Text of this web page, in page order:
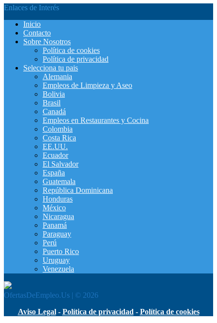
Enlaces de Interés
Inicio
Contacto
Sobre Nosotros
Política de cookies
Política de privacidad
Selecciona tu pais
Alemania
Empleos de Limpieza y Aseo
Bolivia
Brasil
Canadá
Empleos en Restaurantes y Cocina
Colombia
Costa Rica
EE.UU.
Ecuador
El Salvador
España
Guatemala
República Dominicana
Honduras
México
Nicaragua
Panamá
Paraguay
Perú
Puerto Rico
Uruguay
Venezuela
OfertasDeEmpleo.Us | © 2026
Aviso Legal- Política de privacidad - Política de cookies